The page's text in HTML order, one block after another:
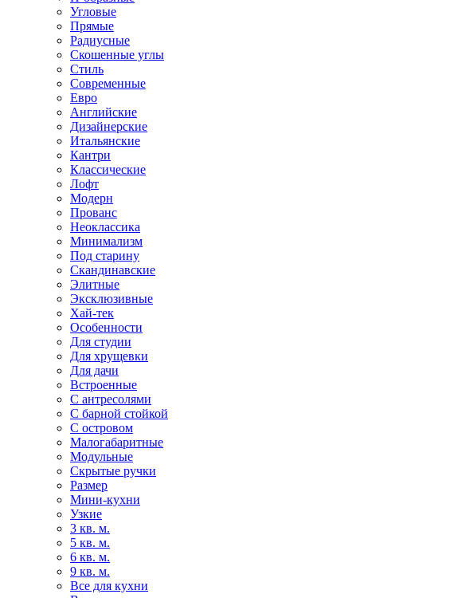
Угловые
Прямые
Радиусные
Скошенные углы
Стиль
Современные
Евро
Английские
Дизайнерские
Итальянские
Кантри
Классические
Лофт
Модерн
Прованс
Неоклассика
Минимализм
Под старину
Скандинавские
Элитные
Эксклюзивные
Хай-тек
Особенности
Для студии
Для хрущевки
Для дачи
Встроенные
С антресолями
С барной стойкой
С островом
Малогабаритные
Модульные
Скрытые ручки
Размер
Мини-кухни
Узкие
3 кв. м.
5 кв. м.
6 кв. м.
9 кв. м.
Все для кухни